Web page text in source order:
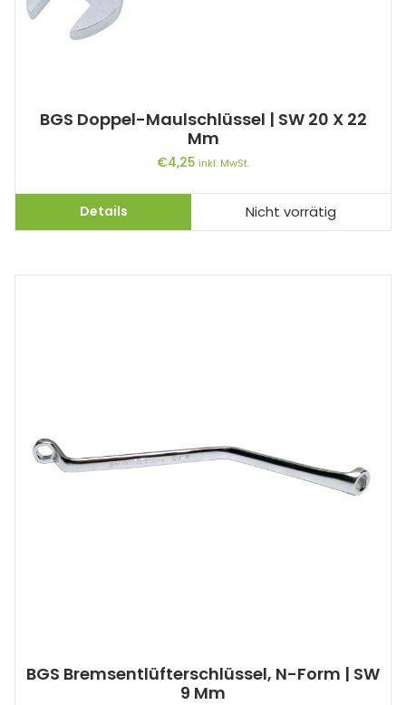
BGS Doppel-Maulschlüssel | SW 20 X 22
Mm
€4,25 inkl. MwSt.
Details Nicht vorrätig
BGS Bremsentlüfterschlüssel, N-Form | SW
9 Mm